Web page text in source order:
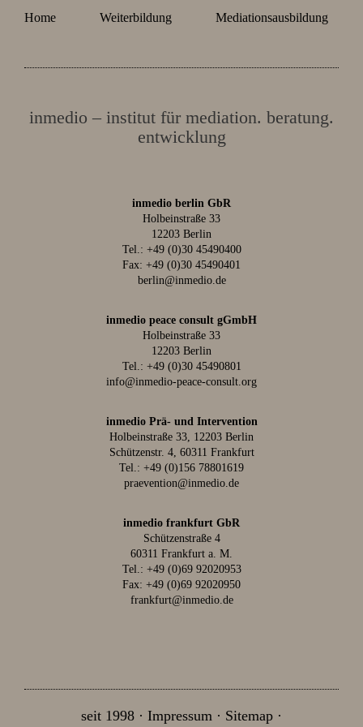
Home Weiterbildung Mediationsausbildung
inmedio – institut für mediation. beratung.
entwicklung
inmedio berlin GbR
Holbeinstraße 33
12203 Berlin
Tel.: +49 (0)30 45490400
Fax: +49 (0)30 45490401
berlin@inmedio.de
inmedio peace consult gGmbH
Holbeinstraße 33
12203 Berlin
Tel.: +49 (0)30 45490801
info@inmedio-peace-consult.org
inmedio Prä- und Intervention
Holbeinstraße 33, 12203 Berlin
Schützenstr. 4, 60311 Frankfurt
Tel.: +49 (0)156 78801619
praevention@inmedio.de
inmedio frankfurt GbR
Schützenstraße 4
60311 Frankfurt a. M.
Tel.: +49 (0)69 92020953
Fax: +49 (0)69 92020950
frankfurt@inmedio.de
seit 1998 Impressum Sitemap